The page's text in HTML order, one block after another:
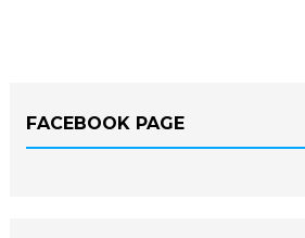
FACEBOOK PAGE